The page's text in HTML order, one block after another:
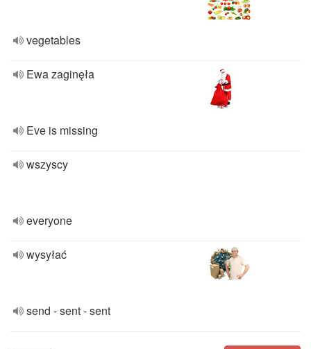
vegetables
Ewa zaginęła
Eve is missing
wszyscy
everyone
wysyłać
send - sent - sent